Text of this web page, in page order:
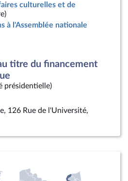
culturelles et de
à l'Assemblée nationale
titre du financement
présidentielle)
126 Rue de l'Université,